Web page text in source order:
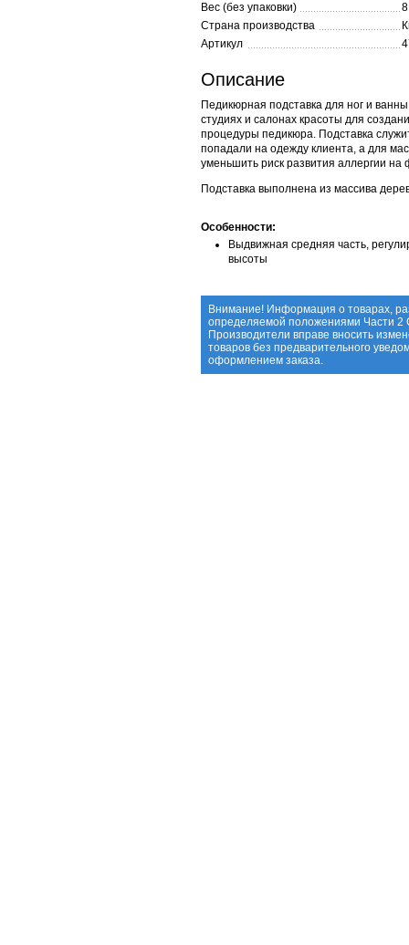
Вес (без упаковки)
8
Страна производства
Артикул
Описание
Педикюрная подставка для ног и
студиях и салонах красоты для
процедуры педикюра. Подставка
попадали на одежду клиента, а для
уменьшить риск развития аллергии на
Подставка выполнена из массива
Особенности:
Выдвижная средняя часть,
высоты
Внимание! Информация о товарах,
определяемой положениями Части 2
Производители вправе вносить
товаров без предварительного
оформлением заказа.